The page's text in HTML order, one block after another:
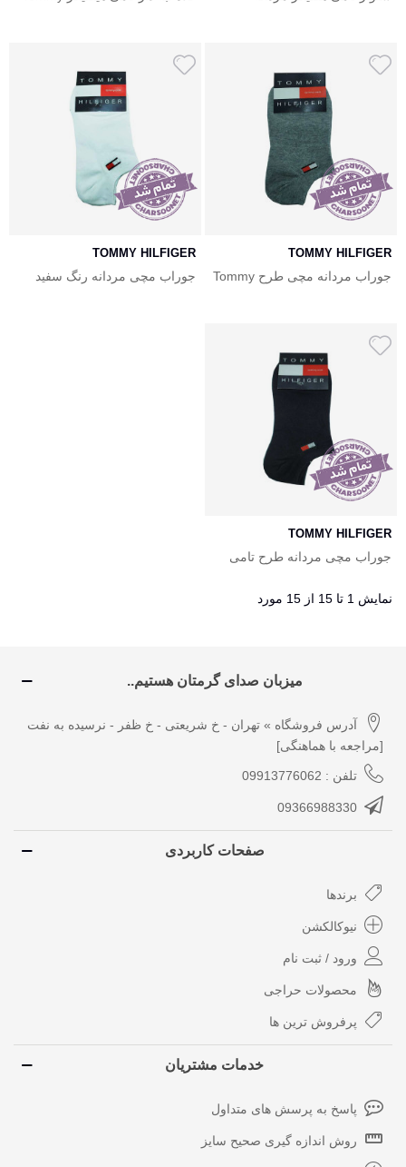
TOMMY HILFIGER
جوراب مردانه مچی طرح Tommy
TOMMY HILFIGER
جوراب مچی مردانه رنگ سفید
TOMMY HILFIGER
جوراب مچی مردانه طرح تامی
نمایش 1 تا 15 از 15 مورد
میزبان صدای گرمتان هستیم..
آدرس فروشگاه » تهران - خ شریعتی - خ ظفر - نرسیده به نفت
[مراجعه با هماهنگی]
تلفن : 09913776062
09366988330
صفحات کاربردی
برندها
نیوکالکشن
ورود / ثبت نام
محصولات حراجی
پرفروش ترین ها
خدمات مشتریان
پاسخ به پرسش های متداول
روش اندازه گیری صحیح سایز